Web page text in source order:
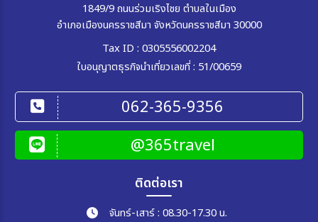
1849/9 ถนนร่วมเริงไชย ตำบลในเมือง
อำเภอเมืองนครราชสีมา จังหวัดนครราชสีมา 30000
Tax ID : 0305556002204
ใบอนุญาตธุรกิจนำเที่ยวเลขที่ : 51/00659
062-365-9356
@365travel
ติดต่อเรา
จันทร์-เสาร์ : 08.30-17.30 น.